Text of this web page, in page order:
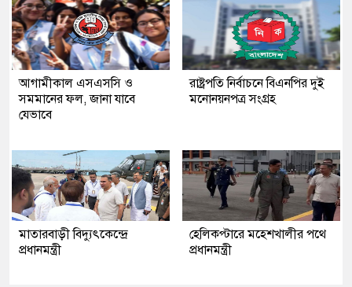
আগামীকাল এসএসসি ও
সমমানের ফল, জানা যাবে
যেভাবে
রাষ্ট্রপতি নির্বাচনে বিএনপির দুই
মনোনয়নপত্র সংগ্রহ
মাতারবাড়ী বিদ্যুৎকেন্দ্রে
প্রধানমন্ত্রী
হেলিকপ্টারে মহেশখালীর পথে
প্রধানমন্ত্রী